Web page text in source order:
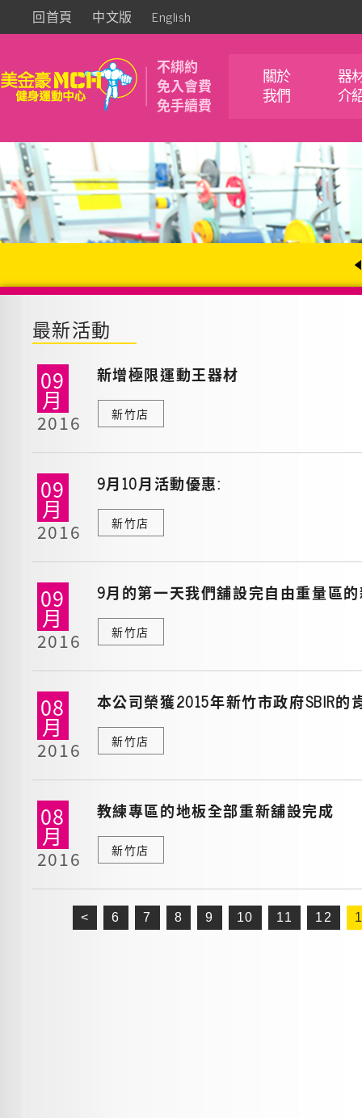
回首頁 中文版 English
不綁約
免入會費
免手續費
關於
我們
器
介
最新活動
09
月
2016
新增極限運動王器材
新竹店
09
月
2016
9月10月活動優惠:
新竹店
09
月
2016
9月的第一天我們舖設完自由重量區
新竹店
08
月
2016
本公司榮獲2015年新竹市政府SBIR的
新竹店
08
月
2016
教練專區的地板全部重新舖設完成
新竹店
< 6 7 8 9 10 11 12